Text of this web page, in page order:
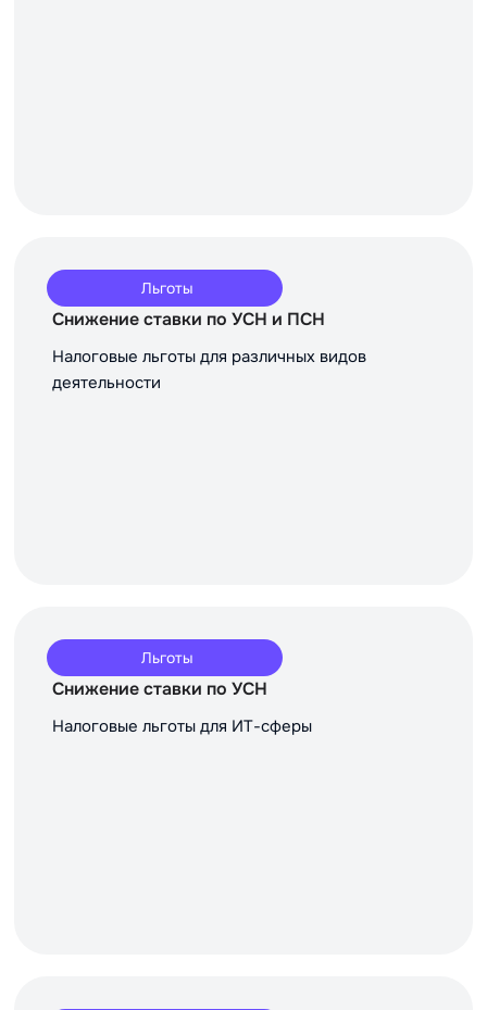
Льготы
Снижение ставки по УСН и ПСН
Налоговые льготы для различных видов
деятельности
Льготы
Снижение ставки по УСН
Налоговые льготы для ИТ-сферы